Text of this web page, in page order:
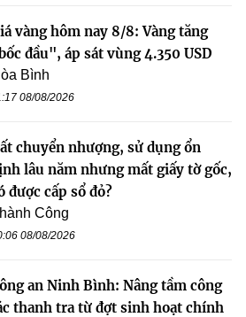
vàng hôm nay 8/8: Vàng tăng
đầu", áp sát vùng 4.350 USD
Bình
08/08/2026
chuyển nhượng, sử dụng ổn
lâu năm nhưng mất giấy tờ gốc,
được cấp sổ đỏ?
Công
08/08/2026
an Ninh Bình: Nâng tầm công
thanh tra từ đợt sinh hoạt chính